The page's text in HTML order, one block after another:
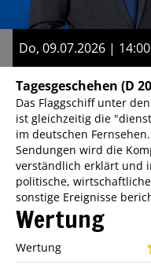
Do, 09.07.2026 |
Tagesgeschehen (D
Das Flaggschiff unter
ist gleichzeitig die
im deutschen
Sendungen wird die
verständlich erklärt und
politische,
sonstige Ereignisse
Wertung
Wertung